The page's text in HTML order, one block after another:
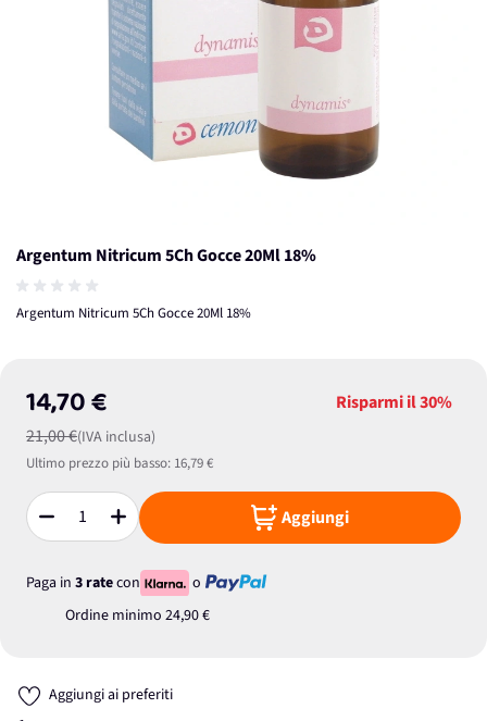
Argentum Nitricum 5Ch Gocce 20Ml 18%
Argentum Nitricum 5Ch Gocce 20Ml 18%
14,70 €
21,00 €(IVA inclusa)
Risparmi il30%
Ultimo prezzo più basso: 16,79 €
Quantità Aggiungi
Paga in 3 ratecon
o
Ordine minimo 24,90 €
Aggiungi ai preferiti